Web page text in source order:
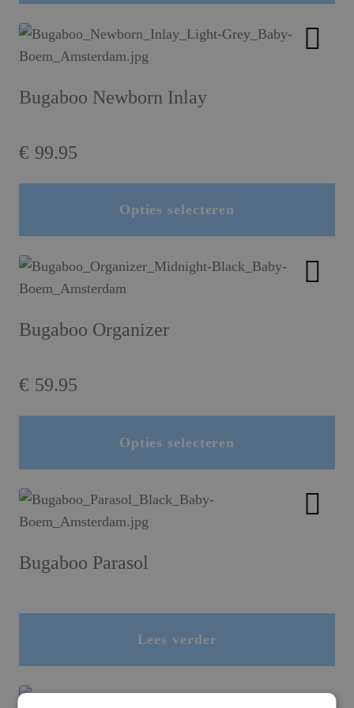
€159.95.€99.95.
Bugaboo Newborn Inlay
€ 99.95
Opties selecteren
Bugaboo Organizer
€ 59.95
Opties selecteren
Bugaboo Parasol
Lees verder